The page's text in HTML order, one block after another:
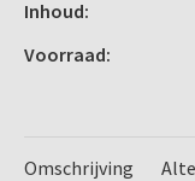
Inhoud:
Voorraad:
Omschrijving